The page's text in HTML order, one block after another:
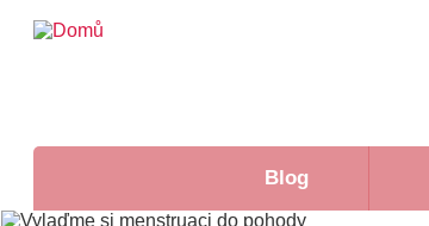
navigace
Blog